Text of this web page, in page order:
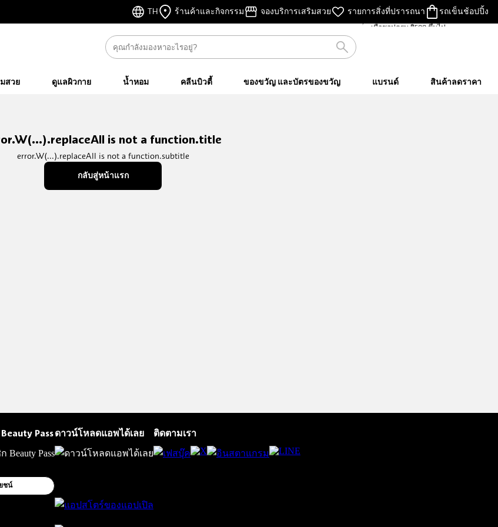
TH ร้านค้าและกิจกรรม จองบริการเสริมสวย รายการสิ่งที่ปรารถนา รถเข็นช้อปปิ้ง
ไม่คิดค่าส่ง
เมื่อชอปครบ ฿500 ขึ้นไป
สวย ดูแลผิวกาย น้ำหอม คลีนบิวตี้ ของขวัญ และบัตรของขวัญ แบรนด์ สินค้าลดราคา
is not a function.title
error.W(...).replaceAll is not a function.subtitle
กลับสู่หน้าแรก
Pass
ชน์
ดาวน์โหลดแอพได้เลย ติดตามเรา